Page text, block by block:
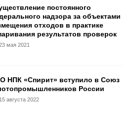
постоянного
надзора за объектами
отходов в практике
результатов проверок
мая 2021
НПК «Спирит» вступило в Союз
России
15 августа 2022